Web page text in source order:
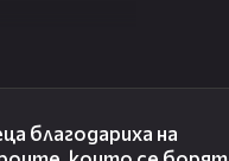
благодариха на